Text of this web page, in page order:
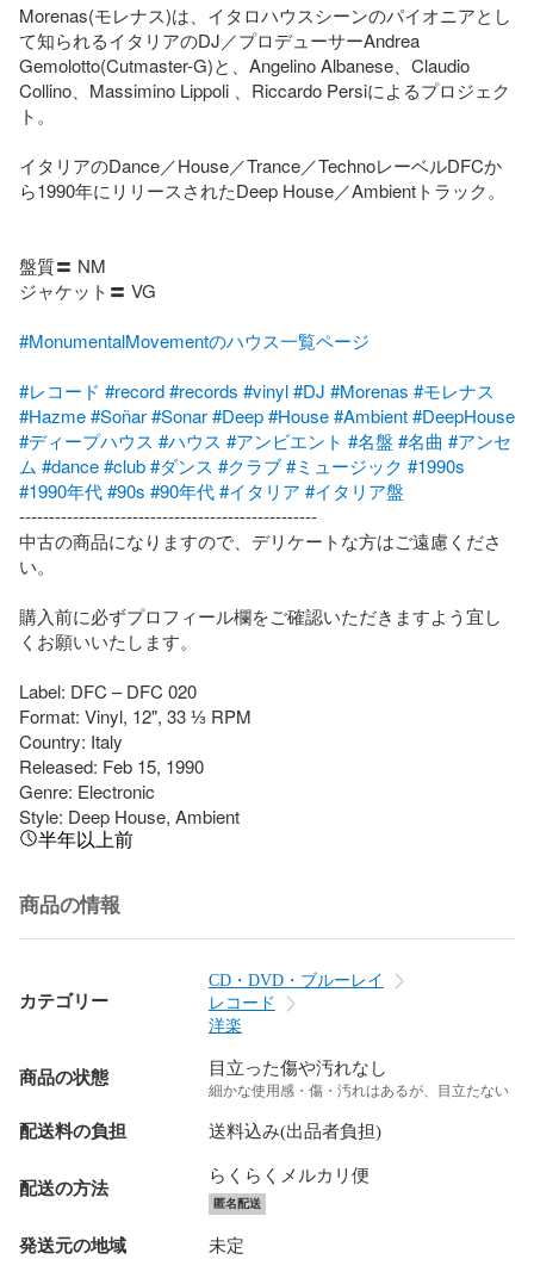
Morenas(モレナス)は、イタロハウスシーンのパイオニアとし
て知られるイタリアのDJ／プロデューサーAndrea
Gemolotto(Cutmaster-G)と、Angelino Albanese、Claudio
Collino、Massimino Lippoli 、Riccardo Persiによるプロジェク
ト。
イタリアのDance／House／Trance／TechnoレーベルDFCか
ら1990年にリリースされたDeep House／Ambientトラック。
盤質〓 NM
ジャケット〓 VG
#MonumentalMovementのハウス一覧ページ
#レコード #record#records #vinyl#DJ #Morenas #モレナス
#Hazme#Soñar#Sonar#Deep#House#Ambient#DeepHouse
#ディープハウス #ハウス #アンビエント #名盤 #名曲 #アンセ
ム #dance#club#ダンス #クラブ#ミュージック #1990s
#1990年代#90s #90年代#イタリア #イタリア盤
--------------------------------------------------
中古の商品になりますので、デリケートな方はご遠慮くださ
い。
購入前に必ずプロフィール欄をご確認いただきますよう宜し
くお願いいたします。
Label: DFC – DFC 020
Format: Vinyl, 12", 33 ⅓ RPM
Country: Italy
Released: Feb 15, 1990
Genre: Electronic
Style: Deep House, Ambient
半年以上前
商品の情報
カテゴリー
CD・DVD・ブルーレイ
レコード
洋楽
商品の状態 目立った傷や汚れなし
細かな使用感・傷・汚れはあるが、目立たない
配送料の負担 送料込み(出品者負担)
配送の方法
らくらくメルカリ便
匿名配送
発送元の地域 未定